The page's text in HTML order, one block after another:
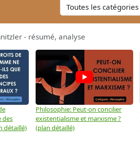
- résumé, analyse
des
détaillé)
Philosophie: Peut-on concilier
existentialisme et marxisme ?
(plan détaillé)